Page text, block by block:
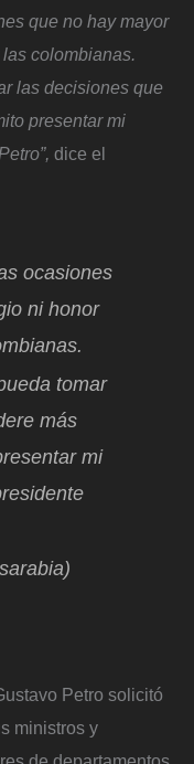
que no hay mayor
colombianas.
las decisiones que
presentar mi
dice el
ocasiones
ni honor
tomar
más
mi
Petro solicitó
ministros y